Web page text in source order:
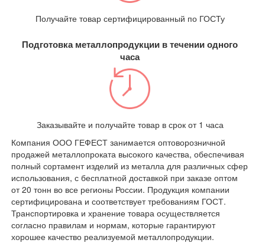
Получайте товар сертифицированный по ГОСТу
Подготовка металлопродукции в течении одного
часа
Заказывайте и получайте товар в срок от 1 часа
Компания ООО ГЕФЕСТ занимается оптоворозничной
продажей металлопроката высокого качества, обеспечивая
полный сортамент изделий из металла для различных сфер
использования, с бесплатной доставкой при заказе оптом
от 20 тонн во все регионы России. Продукция компании
сертифицирована и соответствует требованиям ГОСТ.
Транспортировка и хранение товара осуществляется
согласно правилам и нормам, которые гарантируют
хорошее качество реализуемой металлопродукции.